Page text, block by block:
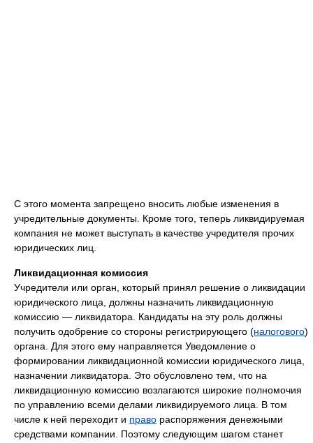
С этого момента запрещено вносить любые изменения в
учредительные документы. Кроме того, теперь ликвидируемая
компания не может выступать в качестве учредителя прочих
юридических лиц.
Ликвидационная комиссия
Учредители или орган, который принял решение о ликвидации
юридического лица, должны назначить ликвидационную
комиссию — ликвидатора. Кандидаты на эту роль должны
получить одобрение со стороны регистрирующего (налогового)
органа. Для этого ему направляется Уведомление о
формировании ликвидационной комиссии юридического лица,
назначении ликвидатора. Это обусловлено тем, что на
ликвидационную комиссию возлагаются широкие полномочия
по управлению всеми делами ликвидируемого лица. В том
числе к ней переходит и право распоряжения денежными
средствами компании. Поэтому следующим шагом станет